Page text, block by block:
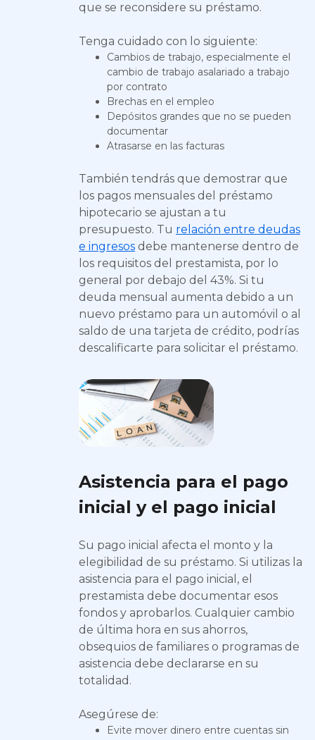
que se reconsidere su préstamo.
Tenga cuidado con lo siguiente:
Cambios de trabajo, especialmente el
cambio de trabajo asalariado a trabajo
por contrato
Brechas en el empleo
Depósitos grandes que no se pueden
documentar
Atrasarse en las facturas
También tendrás que demostrar que
los pagos mensuales del préstamo
hipotecario se ajustan a tu
presupuesto. Tu relación entre deudas
e ingresos debe mantenerse dentro de
los requisitos del prestamista, por lo
general por debajo del 43%. Si tu
deuda mensual aumenta debido a un
nuevo préstamo para un automóvil o al
saldo de una tarjeta de crédito, podrías
descalificarte para solicitar el préstamo.
Asistencia para el pago
inicial y el pago inicial
Su pago inicial afecta el monto y la
elegibilidad de su préstamo. Si utilizas la
asistencia para el pago inicial, el
prestamista debe documentar esos
fondos y aprobarlos. Cualquier cambio
de última hora en sus ahorros,
obsequios de familiares o programas de
asistencia debe declararse en su
totalidad.
Asegúrese de:
Evite mover dinero entre cuentas sin